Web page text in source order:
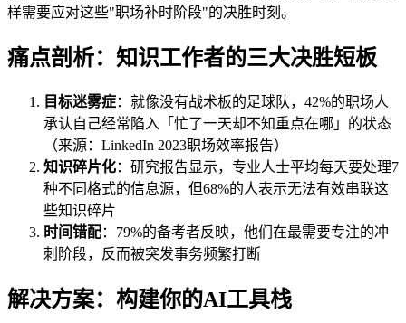
样需要应对这些"职场补时阶段"的决胜时刻。
痛点剖析：知识工作者的三大决胜短板
目标迷雾症：就像没有战术板的足球队，42%的职场人
承认自己经常陷入「忙了一天却不知重点在哪」的状态
（来源：LinkedIn 2023职场效率报告）
知识碎片化：研究报告显示，专业人士平均每天要处理7
种不同格式的信息源，但68%的人表示无法有效串联这
些知识碎片
时间错配：79%的备考者反映，他们在最需要专注的冲
刺阶段，反而被突发事务频繁打断
解决方案：构建你的AI工具栈